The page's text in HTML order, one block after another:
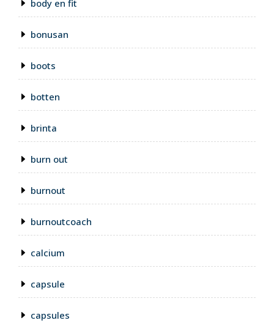
body en fit
bonusan
boots
botten
brinta
burn out
burnout
burnoutcoach
calcium
capsule
capsules